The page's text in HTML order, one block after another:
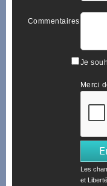
Commentaires
Je
Merci
Les
et